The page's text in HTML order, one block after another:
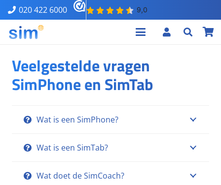
020 422 6000
Veelgestelde vragen
SimPhone en SimTab
Wat is een SimPhone?
Wat is een SimTab?
Wat doet de SimCoach?